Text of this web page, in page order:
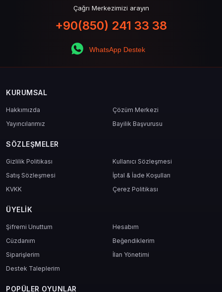
Çağrı Merkezimizi arayın
+90(850) 241 33 38
WhatsApp Destek
KURUMSAL
Hakkımızda
Çözüm Merkezi
Yayıncılarımız
Bayilik Başvurusu
SÖZLEŞMELER
Gizlilik Politikası
Kullanıcı Sözleşmesi
Satış Sözleşmesi
İptal & İade Koşulları
KVKK
Çerez Politikası
ÜYELIK
Şifremi Unuttum
Hesabım
Cüzdanım
Beğendiklerim
Siparişlerim
İlan Yönetimi
Destek Taleplerim
POPÜLER OYUNLAR